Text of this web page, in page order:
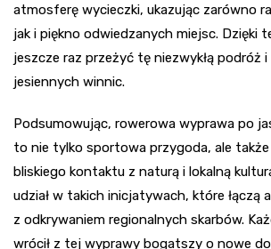
atmosferę wycieczki, ukazując zarówno
jak i piękno odwiedzanych miejsc. Dzięki
jeszcze raz przeżyć tę niezwykłą podróż
jesiennych winnic.
Podsumowując, rowerowa wyprawa po
to nie tylko sportowa przygoda, ale
bliskiego kontaktu z naturą i lokalną
udział w takich inicjatywach, które łączą
z odkrywaniem regionalnych skarbów.
wrócił z tej wyprawy bogatszy o nowe